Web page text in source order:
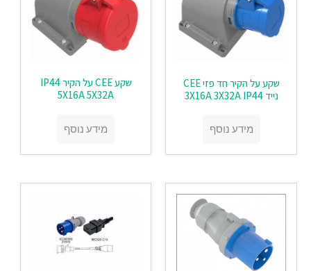
שקע על הקיר חד פזי CEE
נייד 3X16A 3X32A IP44
מידע נוסף
שקע CEE על הקיר IP44
5X16A 5X32A
מידע נוסף